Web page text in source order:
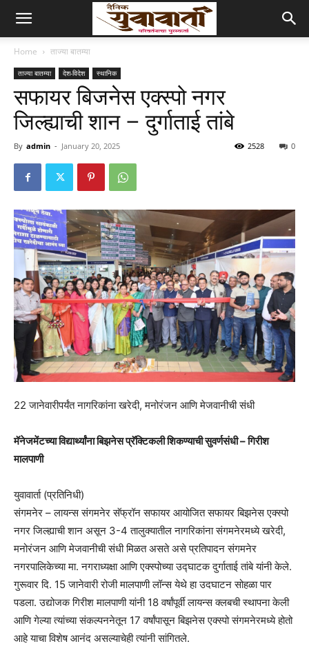
Home ताज्या बातम्या
ताज्या बातम्या देश-विदेश स्थानिक
सफायर बिजनेस एक्स्पो नगर
जिल्ह्याची शान – दुर्गाताई तांबे
By admin - January 20, 2025 0
2528
22 जानेवारीपर्यंत नागरिकांना खरेदी, मनोरंजन आणि मेजवानीची संधी
मॅनेजमेंटच्या विद्यार्थ्यांना बिझनेस प्रॅक्टिकली शिकण्याची सुवर्णसंधी – गिरीश
मालपाणी
युवावार्ता (प्रतिनिधी)
संगमनेर – लायन्स संगमनेर सॅफ्रॉन सफायर आयोजित सफायर बिझनेस एक्स्पो
नगर जिल्ह्याची शान असून 3-4 तालुक्यातील नागरिकांना संगमनेरमध्ये खरेदी,
मनोरंजन आणि मेजवानीची संधी मिळत असते असे प्रतिपादन संगमनेर
नगरपालिकेच्या मा. नगराध्यक्षा आणि एक्स्पोच्या उद्घाटक दुर्गाताई तांबे यांनी केले.
गुरूवार दि. 15 जानेवारी रोजी मालपाणी लॉन्स येथे हा उदघाटन सोहळा पार
पडला. उद्योजक गिरीश मालपाणी यांनी 18 वर्षांपूर्वी लायन्स क्लबची स्थापना केली
आणि गेल्या त्यांच्या संकल्पननेतून 17 वर्षांपासून बिझनेस एक्स्पो संगमनेरमध्ये होतो
आहे याचा विशेष आनंद असल्याचेही त्यांनी सांगितले.